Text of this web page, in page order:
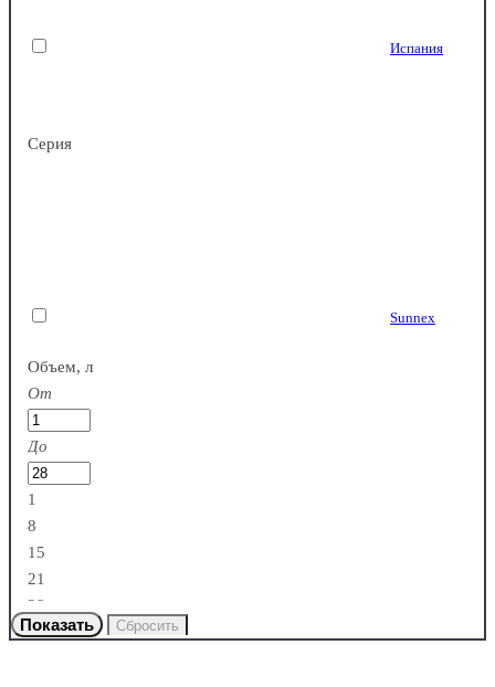
Дерево
Испания
Серия
Sunnex
Объем, л
От
До
1
8
15
21
28